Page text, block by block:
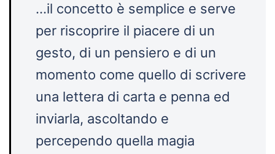
…il concetto è semplice e serve
per riscoprire il piacere di un
gesto, di un pensiero e di un
momento come quello di scrivere
una lettera di carta e penna ed
inviarla, ascoltando e
percependo quella magia